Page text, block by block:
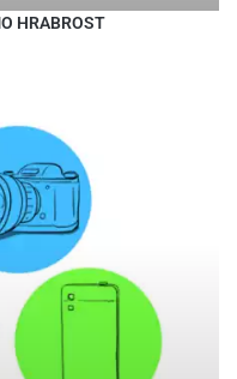
HRABROST